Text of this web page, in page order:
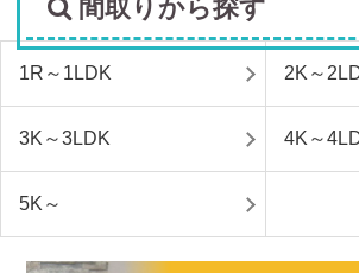
間取りから探す
1R～1LDK 2K～
3K～3LDK 4K～
5K～